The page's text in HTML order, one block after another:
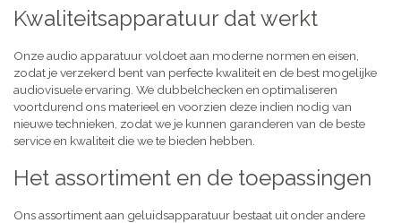
Kwaliteitsapparatuur dat werkt
Onze audio apparatuur voldoet aan moderne normen en eisen,
zodat je verzekerd bent van perfecte kwaliteit en de best mogelijke
audiovisuele ervaring. We dubbelchecken en optimaliseren
voortdurend ons materieel en voorzien deze indien nodig van
nieuwe technieken, zodat we je kunnen garanderen van de beste
service en kwaliteit die we te bieden hebben.
Het assortiment en de toepassingen
Ons assortiment aan geluidsapparatuur bestaat uit onder andere